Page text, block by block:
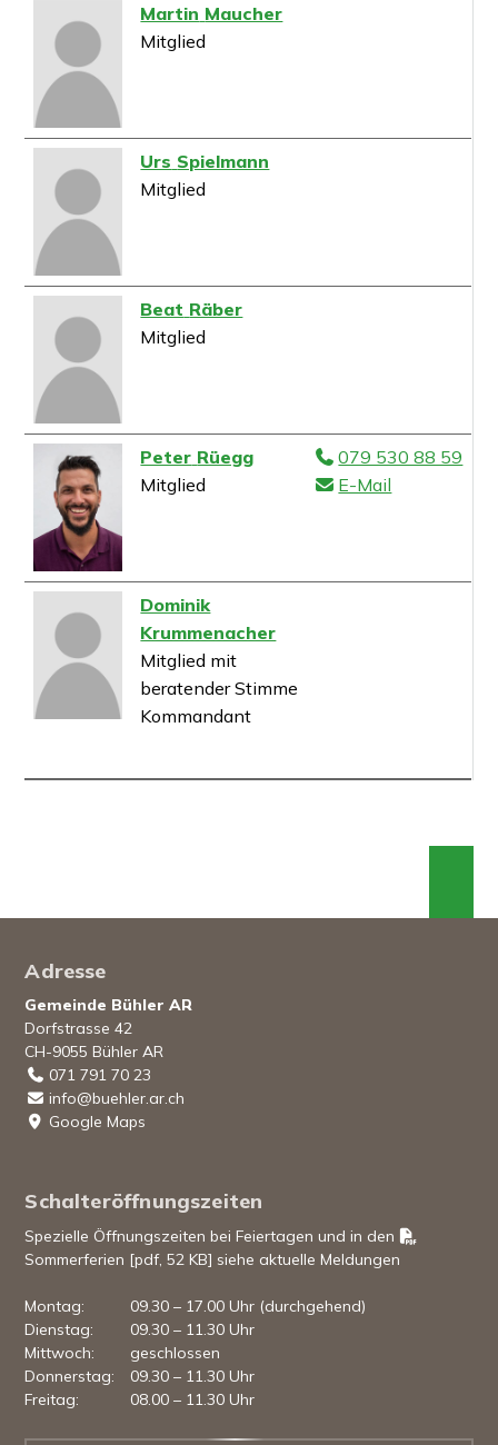
Martin Maucher
Mitglied
Urs Spielmann
Mitglied
Beat Räber
Mitglied
Peter Rüegg
Mitglied
Tel.079 530 88 59
E-Mail
Dominik
Krummenacher
Mitglied mit
beratender Stimme
Kommandant
Footer
Adresse
Gemeinde Bühler AR
Dorfstrasse 42
CH-9055 Bühler AR
071 791 70 23
info@buehler.ar.ch
Google Maps
Schalteröffnungszeiten
Spezielle Öffnungszeiten bei Feiertagen und in den
Sommerferien [pdf, 52 KB] siehe aktuelle Meldungen
Montag:
09.30 – 17.00 Uhr (durchgehend)
Dienstag:
09.30 – 11.30 Uhr
Mittwoch:
geschlossen
Donnerstag:
09.30 – 11.30 Uhr
Freitag: 08.00 – 11.30 Uhr